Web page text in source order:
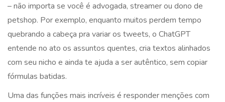
– não importa se você é advogada, streamer ou dono de
petshop. Por exemplo, enquanto muitos perdem tempo
quebrando a cabeça pra variar os tweets, o ChatGPT
entende no ato os assuntos quentes, cria textos alinhados
com seu nicho e ainda te ajuda a ser autêntico, sem copiar
fórmulas batidas.
Uma das funções mais incríveis é responder menções com